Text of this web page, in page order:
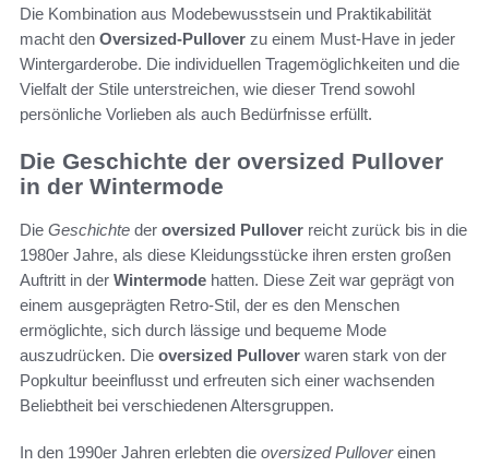
Die Kombination aus Modebewusstsein und Praktikabilität
macht den Oversized-Pullover zu einem Must-Have in jeder
Wintergarderobe. Die individuellen Tragemöglichkeiten und die
Vielfalt der Stile unterstreichen, wie dieser Trend sowohl
persönliche Vorlieben als auch Bedürfnisse erfüllt.
Die Geschichte der oversized Pullover
in der Wintermode
Die Geschichte der oversized Pullover reicht zurück bis in die
1980er Jahre, als diese Kleidungsstücke ihren ersten großen
Auftritt in der Wintermode hatten. Diese Zeit war geprägt von
einem ausgeprägten Retro-Stil, der es den Menschen
ermöglichte, sich durch lässige und bequeme Mode
auszudrücken. Die oversized Pullover waren stark von der
Popkultur beeinflusst und erfreuten sich einer wachsenden
Beliebtheit bei verschiedenen Altersgruppen.
In den 1990er Jahren erlebten die oversized Pullovereinen